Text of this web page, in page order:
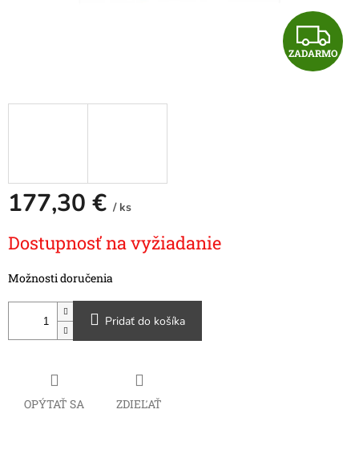
Z
A
ZADARMO
177,30 € / ks
cena:
Dostupnosť na vyžiadanie
Možnosti doručenia
Pridať do košíka
OPÝTAŤ SA ZDIEĽAŤ